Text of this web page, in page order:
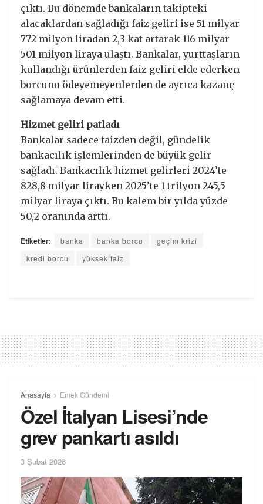
çıktı. Bu dönemde bankaların takipteki
alacaklardan sağladığı faiz geliri ise 51 milyar
772 milyon liradan 2,3 kat artarak 116 milyar
501 milyon liraya ulaştı. Bankalar, yurttaşların
kullandığı ürünlerden faiz geliri elde ederken
borcunu ödeyemeyenlerden de ayrıca kazanç
sağlamaya devam etti.
Hizmet geliri patladı
Bankalar sadece faizden değil, gündelik
bankacılık işlemlerinden de büyük gelir
sağladı. Bankacılık hizmet gelirleri 2024’te
828,8 milyar lirayken 2025’te 1 trilyon 245,5
milyar liraya çıktı. Bu kalem bir yılda yüzde
50,2 oranında arttı.
Etiketler: banka banka borcu
geçim krizi
kredi borcu
yüksek faiz
Anasayfa Emek Gündemi
Özel İtalyan Lisesi’nde
grev pankartı asıldı
3 Şubat 2026